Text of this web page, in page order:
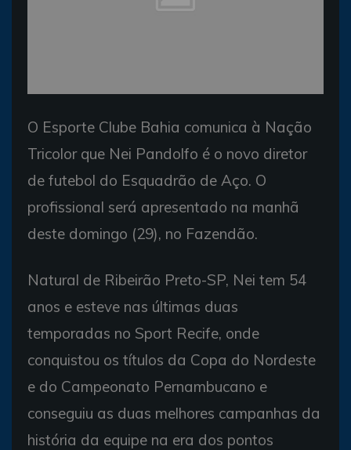
O Esporte Clube Bahia comunica à Nação
Tricolor que Nei Pandolfo é o novo diretor
de futebol do Esquadrão de Aço. O
profissional será apresentado na manhã
deste domingo (29), no Fazendão.
Natural de Ribeirão Preto-SP, Nei tem 54
anos e esteve nas últimas duas
temporadas no Sport Recife, onde
conquistou os títulos da Copa do Nordeste
e do Campeonato Pernambucano e
conseguiu as duas melhores campanhas da
história da equipe na era dos pontos